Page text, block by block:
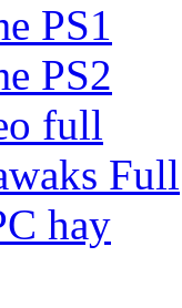
PS1
PS2
full
Full
hay